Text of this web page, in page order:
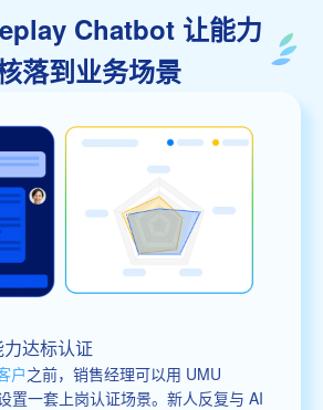
Chatbot 让能力
落到业务场景
达标认证
户之前，销售经理可以用 UMU
置一套上岗认证场景。新人反复与 AI